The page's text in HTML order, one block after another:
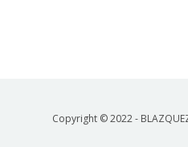
Copyright © 2022 -